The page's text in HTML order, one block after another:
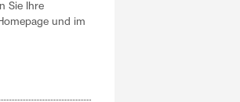
Sie Ihre
und im